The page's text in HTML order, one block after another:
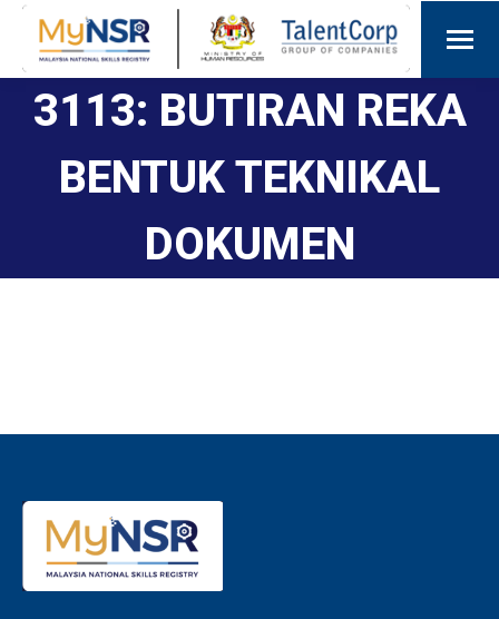
3113: BUTIRAN REKA
BENTUK TEKNIKAL
DOKUMEN